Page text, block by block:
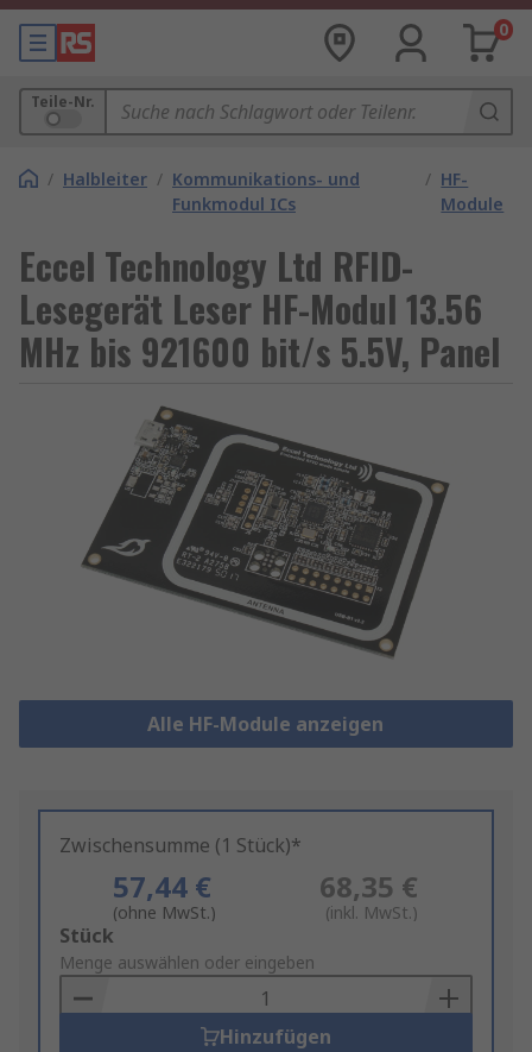
0
Teile-Nr.
/ Halbleiter / Kommunikations- und
Funkmodul ICs
/ HF-
Module
Eccel Technology Ltd RFID-
Lesegerät Leser HF-Modul 13.56
MHz bis 921600 bit/s 5.5V, Panel
Alle HF-Module anzeigen
Zwischensumme (1 Stück)*
57,44 €
(ohne MwSt.)
68,35 €
(inkl. MwSt.)
Add
to
Basket
Stück
Menge auswählen oder eingeben
Hinzufügen